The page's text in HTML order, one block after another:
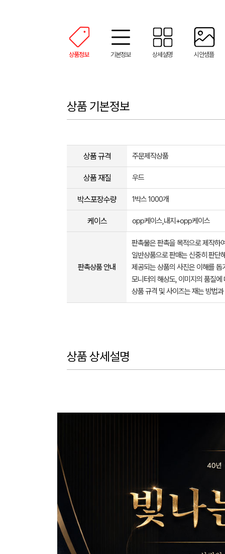
상품정보 기본정보 상세설명 시안샘플
상품 기본정보
상품 규격 주문제작상품
상품 재질 우드
박스포장수량 1박스 1000개
케이스 opp케이스,내지+opp케이스
판촉상품 안내
판촉물은 판촉을 목적으로 제작하
일반상품으로 판매는 신중히 판단
제공되는 상품의 사진은 이해를
모니터의 해상도, 이미지의 품질
상품 규격 및 사이즈는 재는 방법
상품 상세설명